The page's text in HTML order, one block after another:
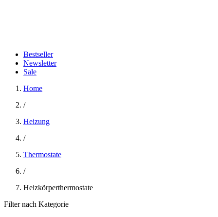
Bestseller
Newsletter
Sale
Home
/
Heizung
/
Thermostate
/
Heizkörperthermostate
Filter nach Kategorie